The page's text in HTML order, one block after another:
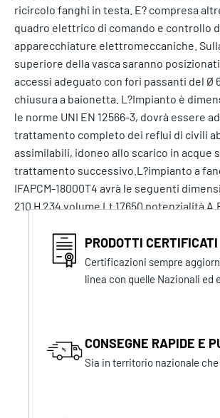
ricircolo fanghi in testa. E? compresa
quadro elettrico di comando e controllo
apparecchiature elettromeccaniche.
superiore della vasca saranno
accessi adeguato con fori passanti del Ø
chiusura a baionetta. L?Impianto è
le norme UNI EN 12566-3, dovrà essere
trattamento completo dei reflui di civili
assimilabili, idoneo allo scarico in acque
trattamento successivo.L?impianto a
IFAPCM-18000T4 avrà le seguenti
210 H 234 volume Lt 17650 potenzialità
PRODOTTI CERTIFICATI
Certificazioni sempre
linea con quelle Nazionali ed
CONSEGNE RAPIDE E
Sia in territorio nazionale che